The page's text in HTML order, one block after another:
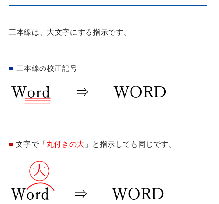
三本線は、大文字にする指示です。
■ 三本線の校正記号
■ 文字で「 丸付きの大 」と指示しても同じです。